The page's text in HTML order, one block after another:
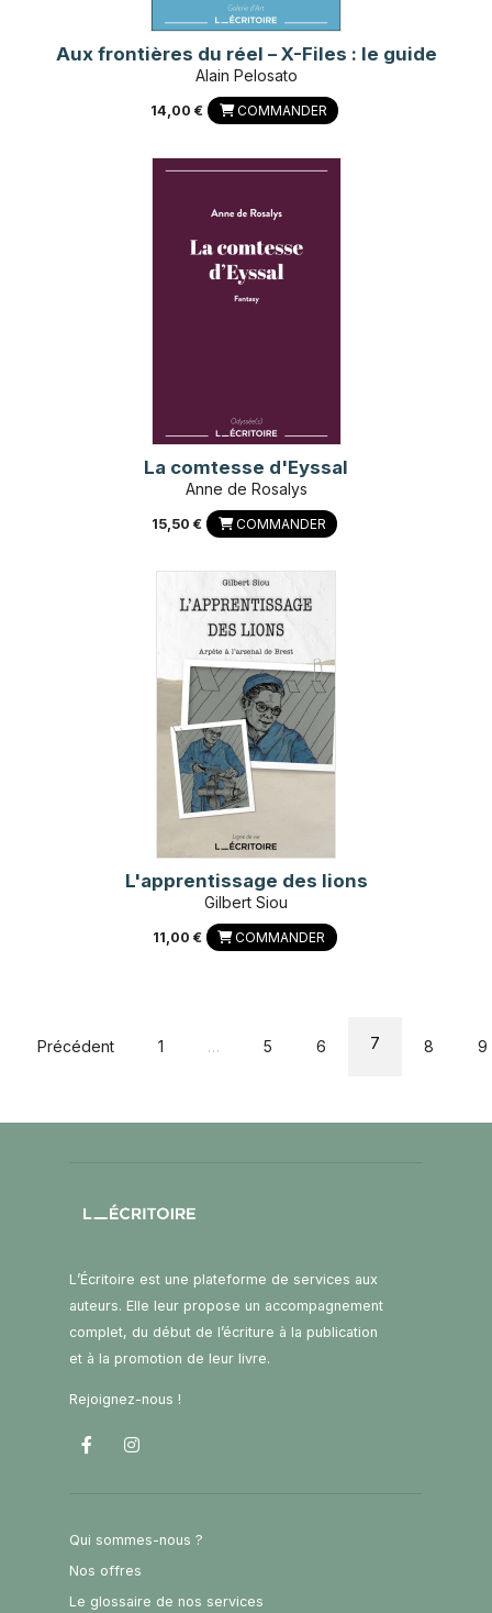
Aux frontières du réel – X-Files : le guide
Alain Pelosato
14,00 € COMMANDER
La comtesse d'Eyssal
Anne de Rosalys
15,50 € COMMANDER
L'apprentissage des lions
Gilbert Siou
11,00 € COMMANDER
Précédent 1 … 5 6 7 8 9
L’Écritoire est une plateforme de services aux
auteurs. Elle leur propose un accompagnement
complet, du début de l’écriture à la publication
et à la promotion de leur livre.
Rejoignez-nous !
Qui sommes-nous ?
Nos offres
Le glossaire de nos services